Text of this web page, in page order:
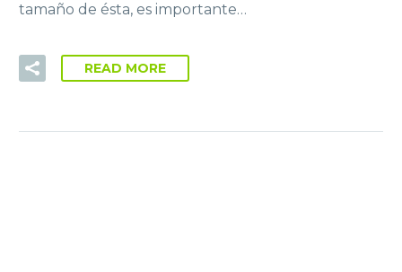
tamaño de ésta, es importante…
READ MORE